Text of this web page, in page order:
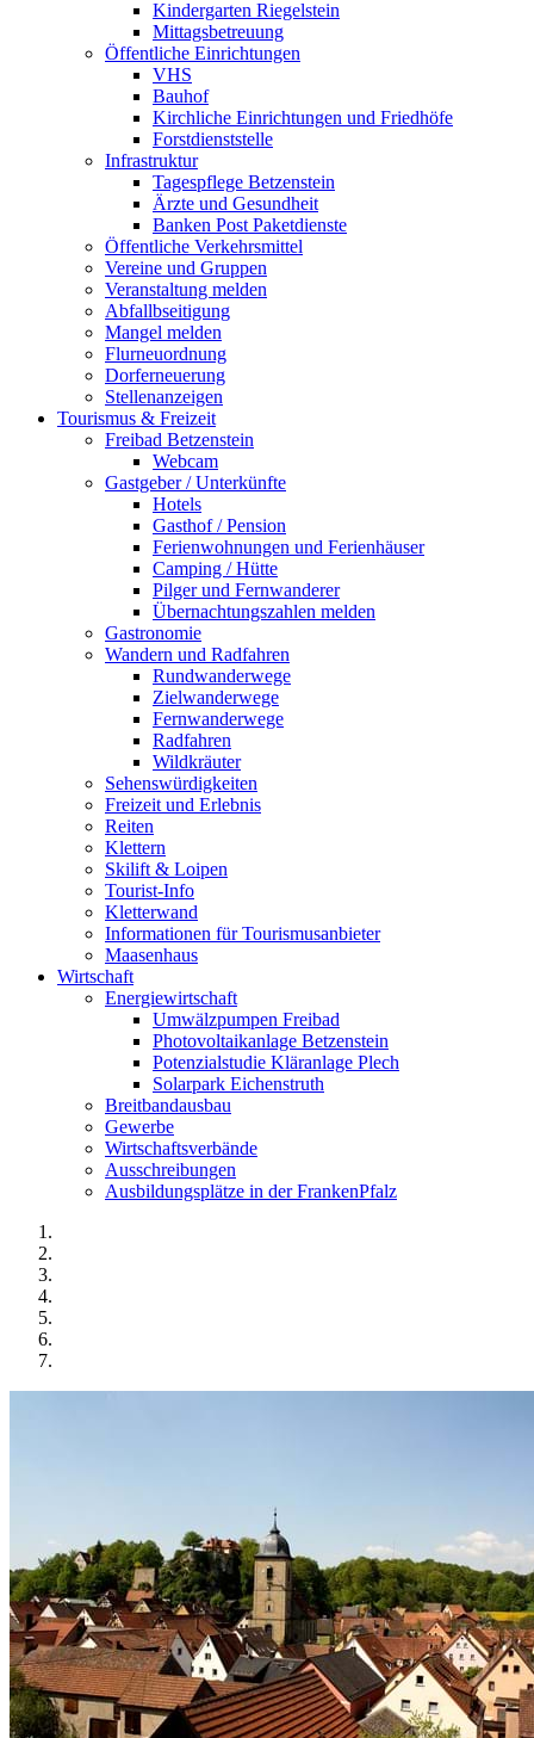
Kindergarten Riegelstein
Mittagsbetreuung
Öffentliche Einrichtungen
VHS
Bauhof
Kirchliche Einrichtungen und Friedhöfe
Forstdienststelle
Infrastruktur
Tagespflege Betzenstein
Ärzte und Gesundheit
Banken Post Paketdienste
Öffentliche Verkehrsmittel
Vereine und Gruppen
Veranstaltung melden
Abfallbseitigung
Mangel melden
Flurneuordnung
Dorferneuerung
Stellenanzeigen
Tourismus & Freizeit
Freibad Betzenstein
Webcam
Gastgeber / Unterkünfte
Hotels
Gasthof / Pension
Ferienwohnungen und Ferienhäuser
Camping / Hütte
Pilger und Fernwanderer
Übernachtungszahlen melden
Gastronomie
Wandern und Radfahren
Rundwanderwege
Zielwanderwege
Fernwanderwege
Radfahren
Wildkräuter
Sehenswürdigkeiten
Freizeit und Erlebnis
Reiten
Klettern
Skilift & Loipen
Tourist-Info
Kletterwand
Informationen für Tourismusanbieter
Maasenhaus
Wirtschaft
Energiewirtschaft
Umwälzpumpen Freibad
Photovoltaikanlage Betzenstein
Potenzialstudie Kläranlage Plech
Solarpark Eichenstruth
Breitbandausbau
Gewerbe
Wirtschaftsverbände
Ausschreibungen
Ausbildungsplätze in der FrankenPfalz